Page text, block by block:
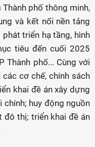
phố thông minh,
và kết nối nền tảng
triển hạ tầng, hình
tiêu đến cuối 2025
Thành phố... Cùng với
cơ chế, chính sách
khai đề án xây dựng
huy động nguồn
đô thị; triển khai đề án